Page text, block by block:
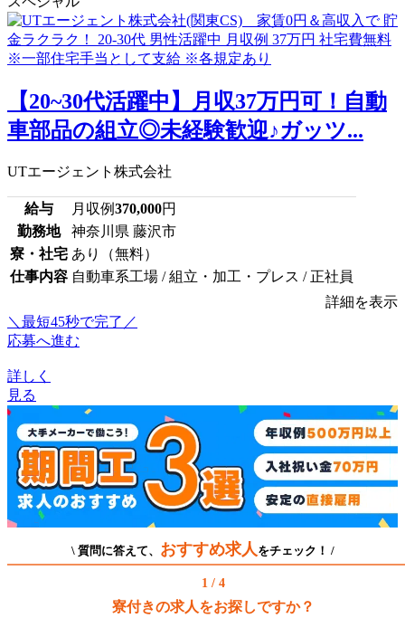
【20~30代活躍中】月収37万円可！自動
車部品の組立◎未経験歓迎♪ガッツ...
UTエージェント株式会社
給与 月収例370,000円
勤務地
神奈川県 藤沢市
寮・社宅 あり（無料）
仕事内容 自動車系工場 / 組立・加工・プレス / 正社員
詳細を表示
＼最短45秒で完了／
応募へ進む
詳しく
見る
\ 質問に答えて、 おすすめ求人 をチェック！ /
1 / 4
寮付きの求人をお探しですか？